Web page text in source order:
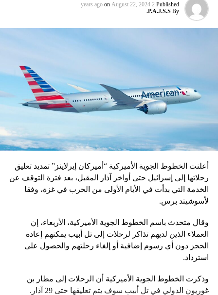
Published
2 years ago
on August 22, 2024
By
P.A.J.S.S.
أعلنت الخطوط الجوية الأميركية “أميركان إيرلاينز” تمديد تعليق
رحلاتها إلى إسرائيل حتى أواخر آذار المقبل، بعد فترة التوقف عن
الخدمة التي بدأت في الأيام الأولى من الحرب في غزة، وفقا
لأسوشيتد برس.
وقال متحدث باسم الخطوط الجوية الأميركية، الأربعاء، إن
العملاء الذين لديهم تذاكر لرحلات إلى تل أبيب يمكنهم إعادة
الحجز دون أي رسوم إضافية أو إلغاء رحلتهم والحصول على
استرداد.
وذكرت الخطوط الجوية الأميركية أن الرحلات إلى مطار بن
غوريون الدولي في تل أبيب سوف يتم تعليقها حتى 29 آذار.